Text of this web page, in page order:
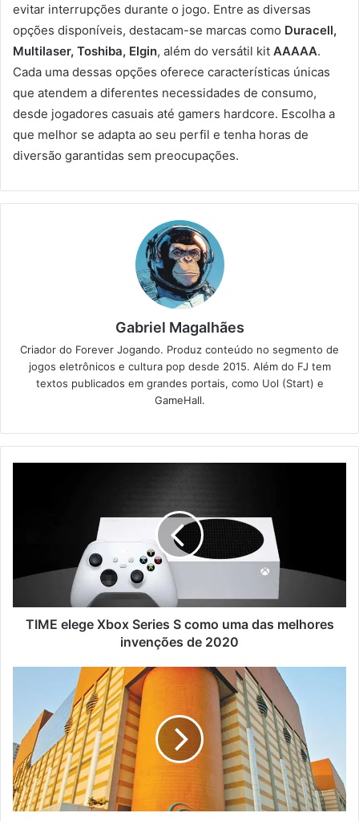
evitar interrupções durante o jogo. Entre as diversas
opções disponíveis, destacam-se marcas como Duracell,
Multilaser, Toshiba, Elgin, além do versátil kit AAAAA.
Cada uma dessas opções oferece características únicas
que atendem a diferentes necessidades de consumo,
desde jogadores casuais até gamers hardcore. Escolha a
que melhor se adapta ao seu perfil e tenha horas de
diversão garantidas sem preocupações.
Gabriel Magalhães
Criador do Forever Jogando. Produz conteúdo no segmento de
jogos eletrônicos e cultura pop desde 2015. Além do FJ tem
textos publicados em grandes portais, como Uol (Start) e
GameHall.
TIME elege Xbox Series S como uma das melhores
invenções de 2020